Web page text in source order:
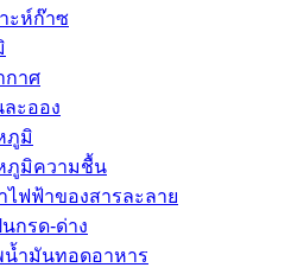
ะห์ก๊าซ
กาศ
ละออง
ภูมิ
ภูมิความชื้น
ไฟฟ้าของสารละลาย
กรด-ด่าง
ำมันทอดอาหาร